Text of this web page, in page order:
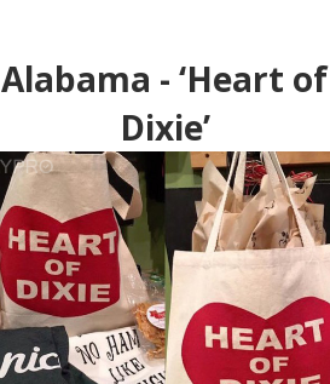
Alabama - ‘Heart of
Dixie’